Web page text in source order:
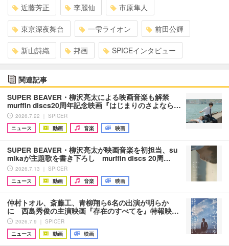
近藤芳正 李麗仙 市原隼人
東京深夜舞台 一雫ライオン 前田公輝
新山詩織 邦画 SPICEインタビュー
関連記事
SUPER BEAVER・柳沢亮太による映画音楽も解禁
murffin discs20周年記念映画『はじまりのさよなら…
2026.7.22 ｜ SPICER
ニュース
動画 音楽 映画
SUPER BEAVER・柳沢亮太が映画音楽を初担当、su
mikaが主題歌を書き下ろし murffin discs 20周…
2026.7.13 ｜ SPICER
ニュース
動画 音楽 映画
仲村トオル、斎藤工、青柳翔ら6名の出演が明らか
に 西島秀俊の主演映画『存在のすべてを』特報映…
2026.7.9 ｜ SPICER
ニュース
動画 映画